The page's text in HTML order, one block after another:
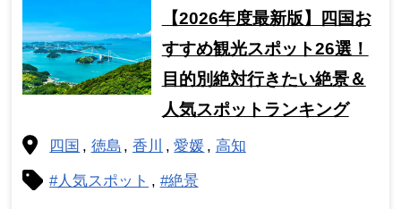
【2026年度最新版】四国お
すすめ観光スポット26選！
目的別絶対行きたい絶景＆
人気スポットランキング
四国 徳島 香川 愛媛 高知
#人気スポット #絶景